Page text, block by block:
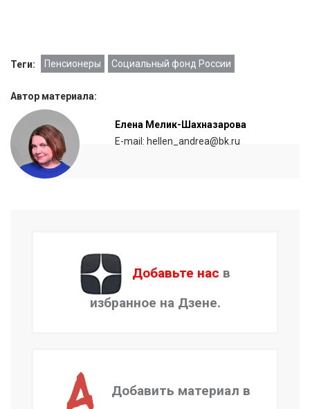
Теги: Пенсионеры Социальный фонд России
Автор материала:
Елена Мелик-Шахназарова
E-mail: hellen_andrea@bk.ru
Добавьте нас в
избранное на Дзене.
Добавить материал в